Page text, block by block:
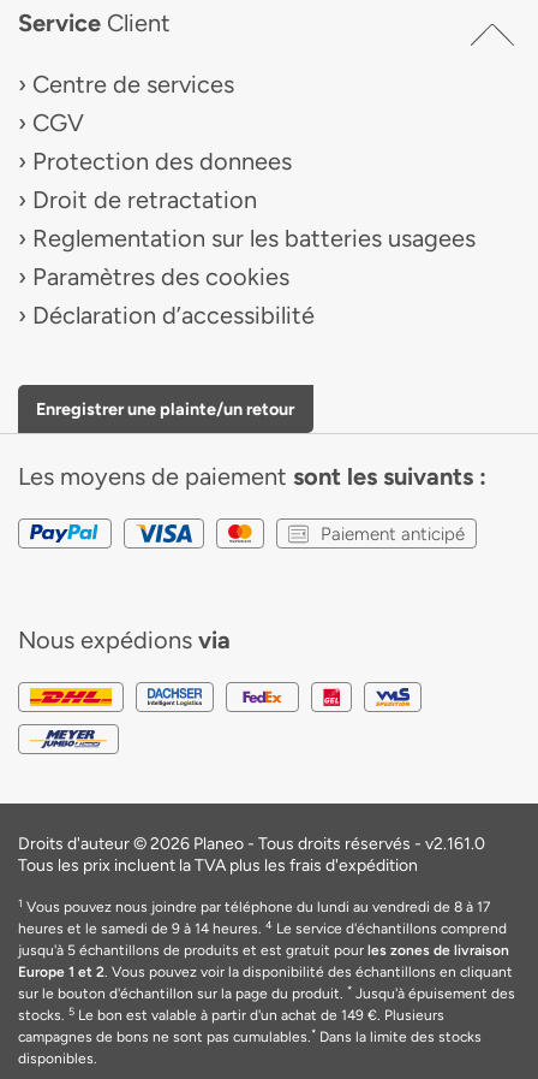
Service Client
Centre de services
CGV
Protection des donnees
Droit de retractation
Reglementation sur les batteries usagees
Paramètres des cookies
Déclaration d’accessibilité
Enregistrer une plainte/un retour
Les moyens de paiement sont les suivants :
Paiement anticipé
Nous expédions via
Droits d'auteur © 2026 Planeo - Tous droits réservés - v2.161.0
Tous les prix incluent la TVA plus les frais d'expédition
1 Vous pouvez nous joindre par téléphone du lundi au vendredi de 8 à 17
heures et le samedi de 9 à 14 heures. 4 Le service d'échantillons comprend
jusqu'à 5 échantillons de produits et est gratuit pour les zones de livraison
Europe 1 et 2. Vous pouvez voir la disponibilité des échantillons en cliquant
sur le bouton d'échantillon sur la page du produit. * Jusqu'à épuisement des
stocks. 5 Le bon est valable à partir d'un achat de 149 €. Plusieurs
campagnes de bons ne sont pas cumulables.* Dans la limite des stocks
disponibles.